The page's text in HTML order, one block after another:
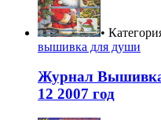
•
вышивка для души
Журнал
12 2007 год